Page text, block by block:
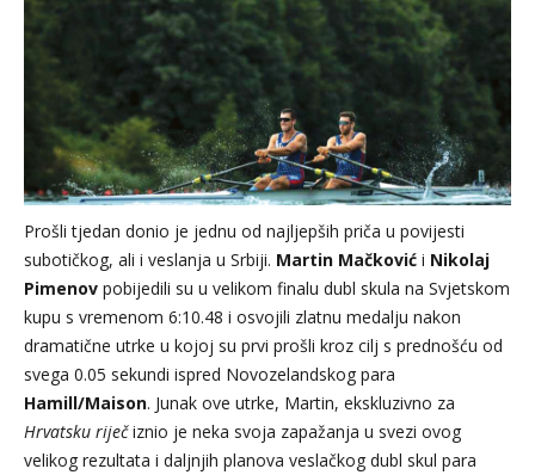
Prošli tjedan donio je jednu od najljepših priča u povijesti
subotičkog, ali i veslanja u Srbiji. Martin Mačković i Nikolaj
Pimenov pobijedili su u velikom finalu dubl skula na Svjetskom
kupu s vremenom 6:10.48 i osvojili zlatnu medalju nakon
dramatične utrke u kojoj su prvi prošli kroz cilj s prednošću od
svega 0.05 sekundi ispred Novozelandskog para
Hamill/Maison. Junak ove utrke, Martin, ekskluzivno za
Hrvatsku riječiznio je neka svoja zapažanja u svezi ovog
velikog rezultata i daljnjih planova veslačkog dubl skul para